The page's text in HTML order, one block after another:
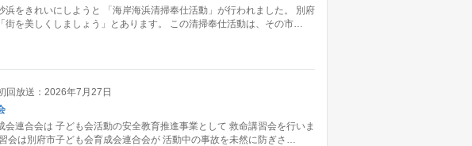
浜をきれいにしようと 「海岸海浜清掃奉仕活動」が行われました。 別府
街を美しくしましょう」とあります。 この清掃奉仕活動は、その市…
回放送：2026年7月27日
会連合会は 子ども会活動の安全教育推進事業として 救命講習会を行いま
会は別府市子ども会育成会連合会が 活動中の事故を未然に防ぎさ…